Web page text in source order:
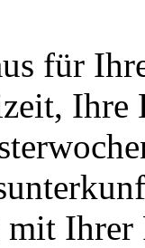
für
Ihre
Ihrer